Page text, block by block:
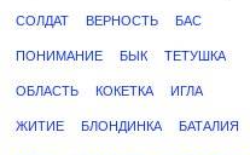
СОЛДАТ ВЕРНОСТЬ БАС
ПОНИМАНИЕ БЫК ТЕТУШКА
ОБЛАСТЬ КОКЕТКА ИГЛА
ЖИТИЕ БЛОНДИНКА БАТАЛИЯ